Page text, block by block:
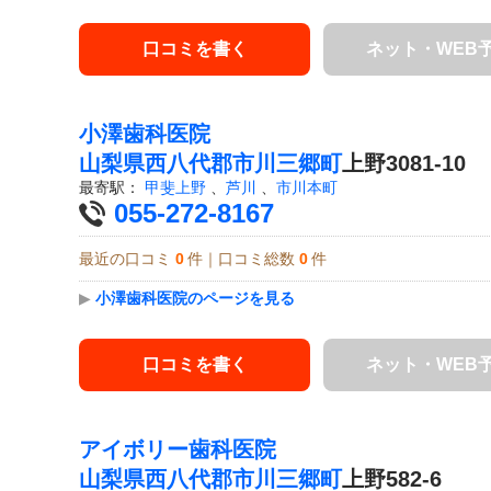
口コミを書く ネット・WEB
小澤歯科医院
山梨県西八代郡市川三郷町上野3081-10
最寄駅： 甲斐上野 芦川 市川本町
055-272-8167
最近の口コミ 0 件｜口コミ総数 0 件
▶ 小澤歯科医院のページを見る
口コミを書く ネット・WEB
アイボリー歯科医院
山梨県西八代郡市川三郷町上野582-6